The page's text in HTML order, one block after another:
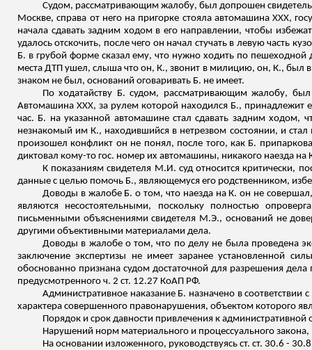
Судом, рассматривающим жалобу, был допрошен
Москве, справа от него на пригорке стояла автомашина ХХХ,
начала сдавать задним ходом в его направлении, чтобы
удалось отскочить, после чего он начал стучать в левую часть
Б. в грубой форме сказал ему, что нужно ходить по
места ДТП ушел,слыша что он, К., звонит в милицию, он, К., был
знаком не был, оснований оговаривать Б. не имеет.
По ходатайству Б. судом, рассматривающим жалобу,
Автомашина ХХХ, за рулем которой находился Б.,
час. Б. на указанной автомашине стал сдавать задним
незнакомый им К., находившийся в нетрезвом состоянии, и
произошел конфликт он не понял, после того, как Б.
диктовал кому-то гос. номер их автомашины, никакого наезда на
К показаниям свидетеля М.И. суд относится критически,
данные с целью помочь Б., являющемуся его родственником,
Доводы в жалобе Б. о том, что наезда на К. он не
являются несостоятельными, поскольку полностью
письменными объяснениями свидетеля М.Э., оснований не
другими объективными материалами дела.
Доводы в жалобе о том, что по делу не была проведена
заключение экспертизы не имеет заранее установленной
обоснованно признана судом достаточной для разрешения
предусмотренного ч. 2 ст. 12.27 КоАП РФ.
Административное наказание Б. назначено в соответствии
характера совершенного правонарушения, объектом которого
Порядок и срок давности привлечения к административной
Нарушений норм материального и процессуального
На основании изложенного, руководствуясь ст. ст. 30.6 -